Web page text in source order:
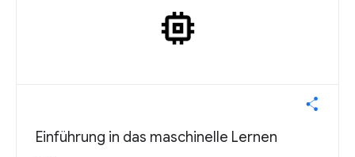
Einführung in das maschinelle Lernen